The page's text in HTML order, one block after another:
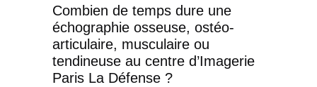
Combien de temps dure une
échographie osseuse, ostéo-
articulaire, musculaire ou
tendineuse au centre d’Imagerie
Paris La Défense ?